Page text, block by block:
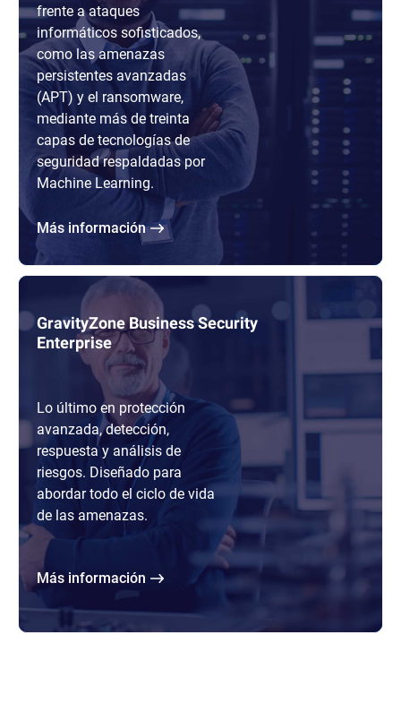
frente a ataques
informáticos sofisticados,
como las amenazas
persistentes avanzadas
(APT) y el ransomware,
mediante más de treinta
capas de tecnologías de
seguridad respaldadas por
Machine Learning.
Más información
GravityZone Business Security
Enterprise
Lo último en protección
avanzada, detección,
respuesta y análisis de
riesgos. Diseñado para
abordar todo el ciclo de vida
de las amenazas.
Más información